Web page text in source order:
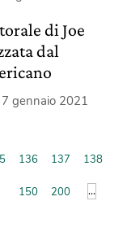
di Joe
dal
7 gennaio 2021
136 137 138
150 200 ...